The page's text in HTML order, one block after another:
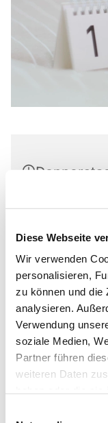
Diese Webseite
Wir verwenden
personalisieren,
zu können und die
analysieren.
Verwendung
soziale Medien,
Partner führen
weiteren Daten
Markus-
Paderborn
Ob die Räume
Pfarrer Grahl